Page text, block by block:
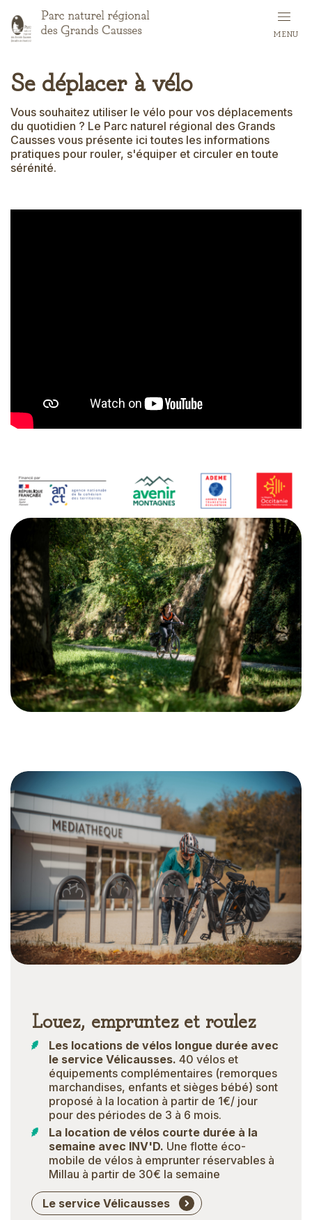
to
main
MENU
Se déplacer à vélo
Vous souhaitez utiliser le vélo pour vos déplacements
du quotidien ? Le Parc naturel régional des Grands
Causses vous présente ici toutes les informations
pratiques pour rouler, s'équiper et circuler en toute
sérénité.
Louez, empruntez et roulez
Les locations de vélos longue durée avec
le service Vélicausses. 40 vélos et
équipements complémentaires (remorques
marchandises, enfants et sièges bébé) sont
proposé à la location à partir de 1€/ jour
pour des périodes de 3 à 6 mois.
La location de vélos courte durée à la
semaine avec INV'D. Une flotte éco-
mobile de vélos à emprunter réservables à
Millau à partir de 30€ la semaine
Le service Vélicausses